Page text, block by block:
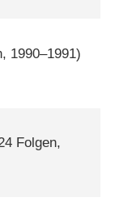
1990⁠–⁠1991)
Folgen,